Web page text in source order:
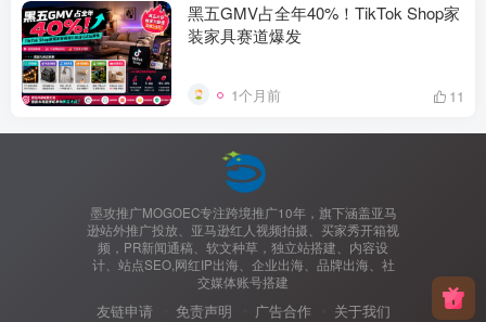
黑五GMV占全年40%！TikTok Shop家
装家具赛道爆发
1个月前 11
墨攻推广MOGOEC专注跨境推广10年，旗下涵盖亚马
逊站外推广投放、亚马逊红人视频拍摄、买家秀开箱视
频，PR新闻通稿、软文种草，独立站搭建、内容设
计、站点SEO,网红IP出海、企业出海、品牌出海、社
交媒体账号搭建
友链申请 免责声明 广告合作 关于我们